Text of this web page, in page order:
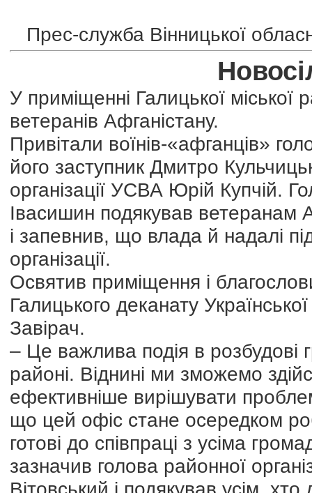
Прес-служба Вінницької
У приміщенні Галицької міської
ветеранів Афганістану.
Привітали воїнів-«афганців»
його заступник Дмитро
організації УСВА Юрій Купчій.
Івасишин подякував ветеранам
і запевнив, що влада й надалі
організації.
Освятив приміщення і
Галицького деканату
Завірач.
– Це важлива подія в розбудові
районі. Віднині ми зможемо
ефективніше вирішувати
що цей офіс стане осередком
готові до співпраці з усіма
зазначив голова районної